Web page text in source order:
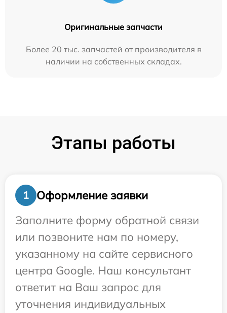
Оригинальные запчасти
Более 20 тыс. запчастей от производителя в
наличии на собственных складах.
Этапы работы
1
Оформление заявки
Заполните форму обратной связи
или позвоните нам по номеру,
указанному на сайте сервисного
центра Google. Наш консультант
ответит на Ваш запрос для
уточнения индивидуальных